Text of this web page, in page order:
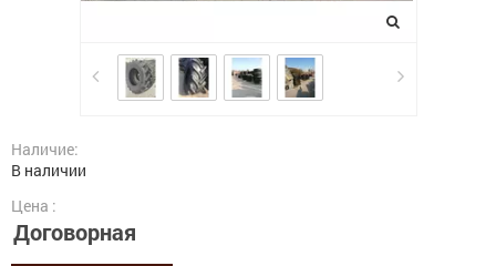
Наличие:
В наличии
Цена :
Договорная